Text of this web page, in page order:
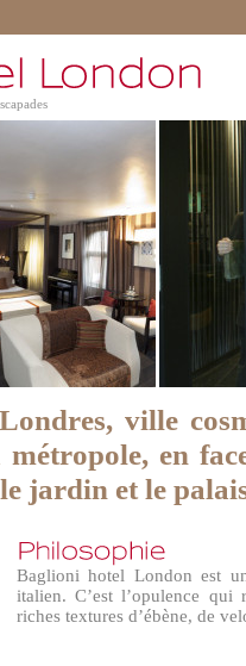
ville
en
jardin et le
Baglioni hotel London est
italien. C’est l’opulence
riches textures d’ébène, de